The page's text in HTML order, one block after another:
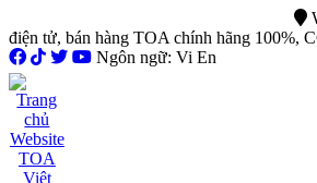
điện tử, bán hàng TOA chính hãng 100%,
Ngôn ngữ: Vi En